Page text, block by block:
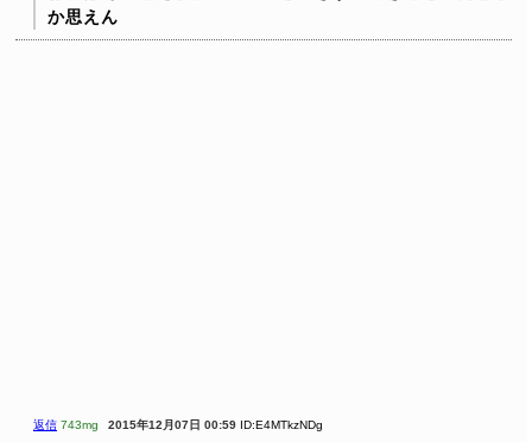
か思えん
返信 743mg 2015年12月07日 00:59 ID:E4MTkzNDg